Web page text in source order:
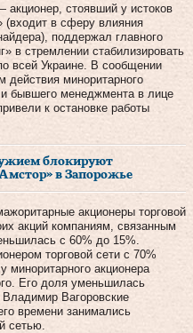
стоявший у истоков
(входит в сферу влияния
поддержал главного
в стремлении стабилизировать
всей Украине. В сообщении
миноритарного
бывшего менеджмента в лице
к остановке работы
блокируют
в Запорожье
акционеры торговой
акций компаниям, связанным
с 60% до 15%.
торговой сети с 70%
миноритарного акционера
Его доля уменьшилась
Вагоровские
времени занимались
сетью.